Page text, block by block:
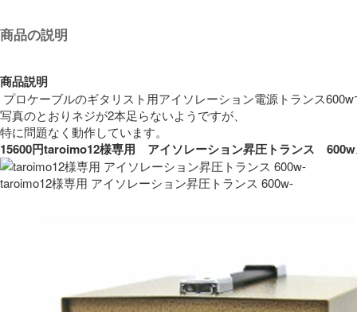
商品の説明
商品説明
プロケーブルのギタリスト用アイソレーション電源トランス
写真のとおりネジが2本足らないようですが、
15600円taroimo12様専用　アイソレーション昇圧トランス　
taroimo12様専用 アイソレーション昇圧トランス 600w-